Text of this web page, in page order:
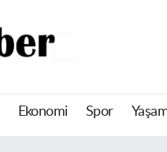
Ekonomi Spor